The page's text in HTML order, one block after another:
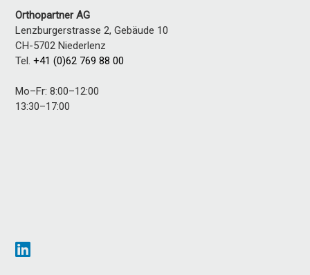
Orthopartner AG
Lenzburgerstrasse 2, Gebäude 10
CH-5702 Niederlenz
Tel.+41 (0)62 769 88 00
Mo–Fr: 8:00–12:00
13:30–17:00